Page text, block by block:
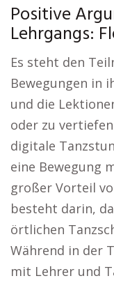
Positive
Lehrgangs:
Es steht den
Bewegungen in
und die
oder zu
digitale
eine Bewegung
großer Vorteil
besteht darin,
örtlichen
Während in der
mit Lehrer und